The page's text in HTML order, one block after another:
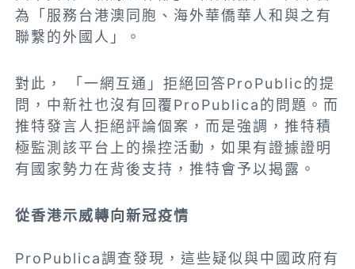
為「服務台港澳同胞、海外華僑華人和與之有
聯繫的外國人」。
對此， 「一網互通」拒絕回答ProPublic的提
問，中新社也沒有回覆ProPublica的問題。而
推特發言人拒絕評論個案，而是強調，推特積
極監測該平台上的操控活動，如果有證據證明
有國家勢力在背後支持，推特會予以揭露。
從香港示威轉向新冠疫情
ProPublica調查發現，這些疑似與中國政府有